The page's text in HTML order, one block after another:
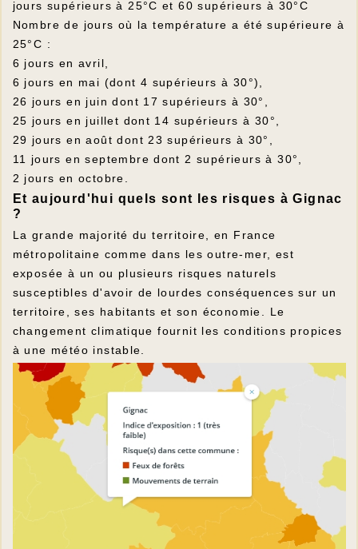
jours supérieurs à 25°C et 60 supérieurs à 30°C
Nombre de jours où la température a été supérieure à
25°C :
6 jours en avril,
6 jours en mai (dont 4 supérieurs à 30°),
26 jours en juin dont 17 supérieurs à 30°,
25 jours en juillet dont 14 supérieurs à 30°,
29 jours en août dont 23 supérieurs à 30°,
11 jours en septembre dont 2 supérieurs à 30°,
2 jours en octobre.
Et aujourd'hui quels sont les risques à Gignac
?
La grande majorité du territoire, en France
métropolitaine comme dans les outre-mer, est
exposée à un ou plusieurs risques naturels
susceptibles d'avoir de lourdes conséquences sur un
territoire, ses habitants et son économie. Le
changement climatique fournit les conditions propices
à une météo instable.